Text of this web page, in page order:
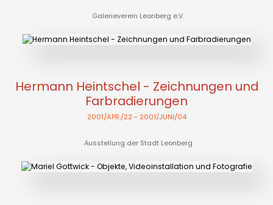
Galerieverein Leonberg e.V.
Hermann Heintschel - Zeichnungen und
Farbradierungen
2001/APR./22- 2001/JUNI/04
Ausstellung der Stadt Leonberg